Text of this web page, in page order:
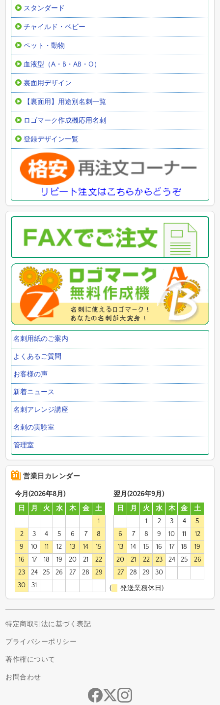
スタンダード
チャイルド・ベビー
ペット・動物
血液型（A・B・AB・O）
裏面用デザイン
【裏面用】用途別名刺一覧
ロゴマーク作成機応用名刺
登録デザイン一覧
名刺用紙のご案内
よくあるご質問
お客様の声
新着ニュース
名刺アレンジ講座
名刺の実験室
管理室
営業日カレンダー
今月(2026年8月)
日
月 火 水 木 金
土
1
2
3 4 5 6 7
8
9
10 11 12 13 14
15
16
17 18 19 20 21
22
23
24 25 26 27 28
29
30
31
翌月(2026年9月)
日
月 火 水 木 金
土
1
2 3 4
5
6
7 8 9 10 11
12
13
14 15 16 17 18
19
20
21 22 23 24 25
26
27
28 29 30
( 発送業務休日)
特定商取引法に基づく表記
プライバシーポリシー
著作権について
お問合わせ